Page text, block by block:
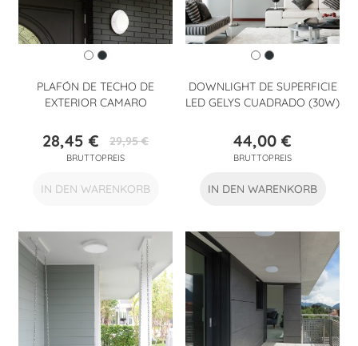
PLAFÓN DE TECHO DE
EXTERIOR CAMARO
Preis
28,45 €Verkaufspreis
29,95 €
BRUTTOPREIS
IN DEN WARENKORB
DOWNLIGHT DE SUPERFICIE
LED GELYS CUADRADO (30W)
Preis
44,00 €
BRUTTOPREIS
IN DEN WARENKORB